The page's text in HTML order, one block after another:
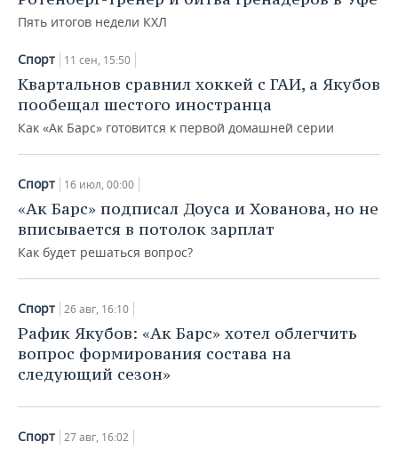
Пять итогов недели КХЛ
Спорт 11 сен, 15:50
Квартальнов сравнил хоккей с ГАИ, а Якубов
пообещал шестого иностранца
Как «Ак Барс» готовится к первой домашней серии
Спорт 16 июл, 00:00
«Ак Барс» подписал Доуса и Хованова, но не
вписывается в потолок зарплат
Как будет решаться вопрос?
Спорт 26 авг, 16:10
Рафик Якубов: «Ак Барс» хотел облегчить
вопрос формирования состава на
следующий сезон»
Спорт 27 авг, 16:02